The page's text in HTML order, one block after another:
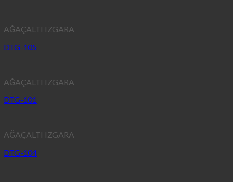
AĞAÇALTI IZGARA
DTG-105
AĞAÇALTI IZGARA
DTG-101
AĞAÇALTI IZGARA
DTG-104